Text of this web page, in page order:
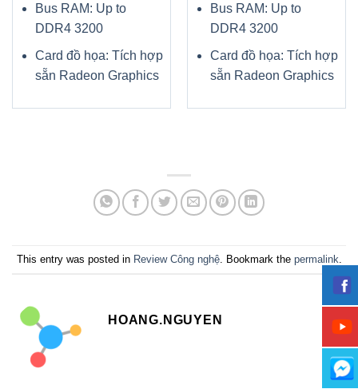
Bus RAM: Up to
DDR4 3200
Card đồ họa: Tích hợp
sẵn Radeon Graphics
Bus RAM: Up to
DDR4 3200
Card đồ họa: Tích hợp
sẵn Radeon Graphics
This entry was posted in Review Công nghệ. Bookmark the permalink
HOANG.NGUYEN